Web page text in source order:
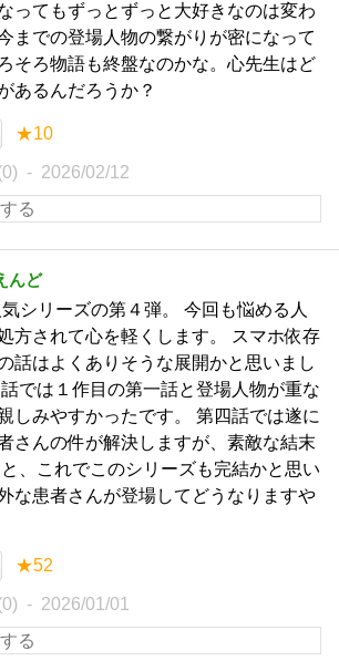
ってもずっとずっと大好きなのは変わ
までの登場人物の繋がりが密になって
そろ物語も終盤なのかな。心先生はど
あるんだろうか？
★10
2026/02/12
んど
気シリーズの第４弾。 今回も悩める人
方されて心を軽くします。 スマホ依存
話はよくありそうな展開かと思いまし
では１作目の第一話と登場人物が重な
しみやすかったです。 第四話では遂に
さんの件が解決しますが、素敵な結末
、これでこのシリーズも完結かと思い
な患者さんが登場してどうなりますや
★52
2026/01/01